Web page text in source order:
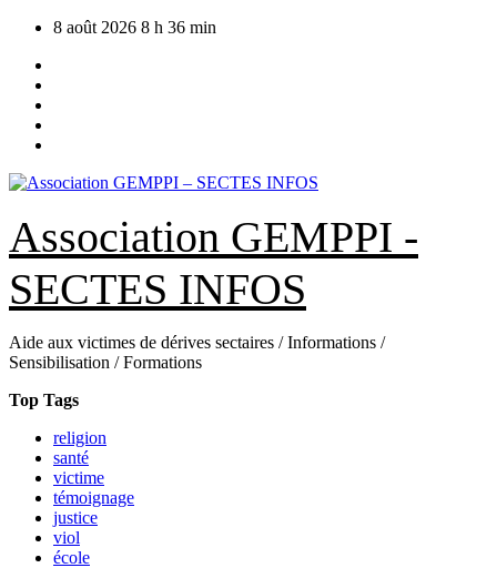
Skip
content
8 août 2026 8 h 36 min
Association GEMPPI -
SECTES INFOS
Aide aux victimes de dérives sectaires / Informations /
Sensibilisation / Formations
Top Tags
religion
santé
victime
témoignage
justice
viol
école